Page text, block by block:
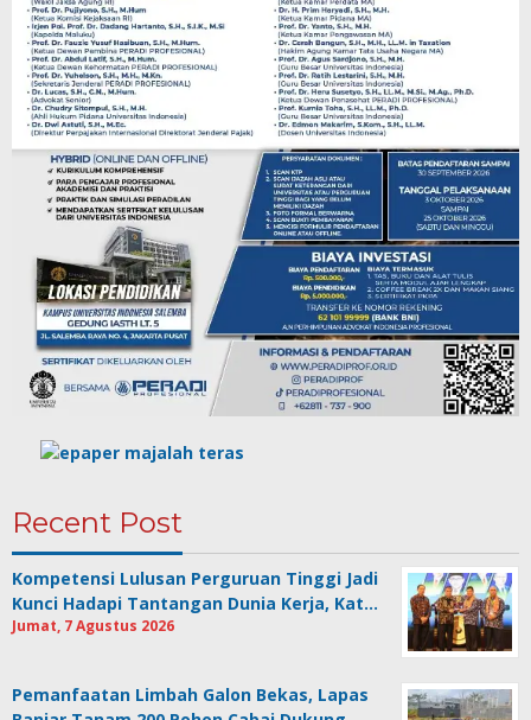
Recent Post
Kompetensi Lulusan Perguruan Tinggi Jadi
Kunci Hadapi Tantangan Dunia Kerja, Kat…
Jumat, 7 Agustus 2026
Pemanfaatan Limbah Galon Bekas, Lapas